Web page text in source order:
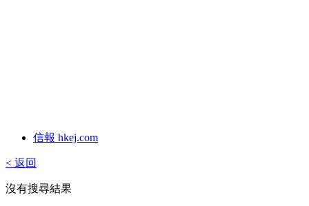
信報 hkej.com
< 返回
沒有搜尋結果